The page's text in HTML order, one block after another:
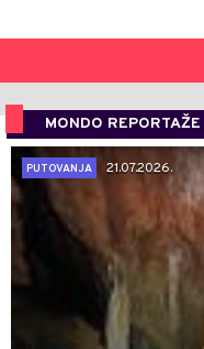
MONDO REPORTAŽE
PUTOVANJA
21.07.2026.